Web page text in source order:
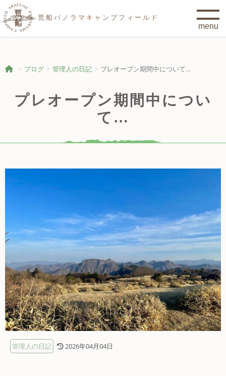
荒船パノラマキャンプフィールド
ブログ 管理人の日記 プレオープン期間中について…
プレオープン期間中につい
て…
管理人の日記 2026年04月04日